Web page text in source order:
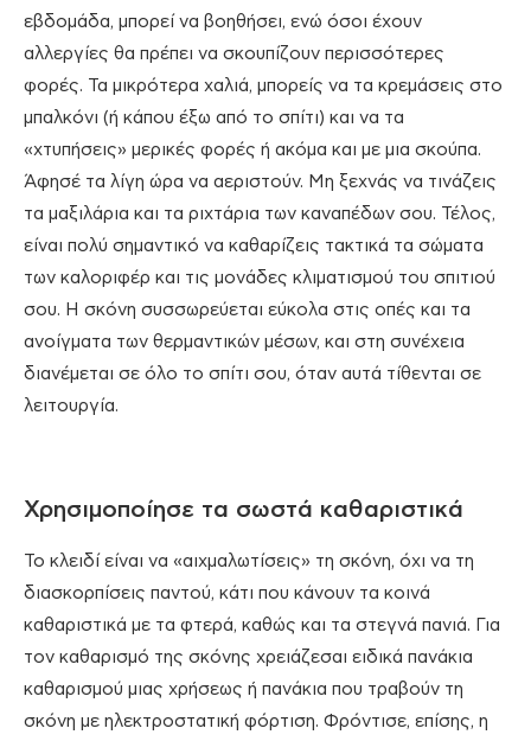
εβδομάδα, μπορεί να βοηθήσει, ενώ όσοι έχουν
αλλεργίες θα πρέπει να σκουπίζουν περισσότερες
φορές. Τα μικρότερα χαλιά, μπορείς να τα κρεμάσεις στο
μπαλκόνι (ή κάπου έξω από το σπίτι) και να τα
«χτυπήσεις» μερικές φορές ή ακόμα και με μια σκούπα.
Άφησέ τα λίγη ώρα να αεριστούν. Μη ξεχνάς να τινάζεις
τα μαξιλάρια και τα ριχτάρια των καναπέδων σου. Τέλος,
είναι πολύ σημαντικό να καθαρίζεις τακτικά τα σώματα
των καλοριφέρ και τις μονάδες κλιματισμού του σπιτιού
σου. Η σκόνη συσσωρεύεται εύκολα στις οπές και τα
ανοίγματα των θερμαντικών μέσων, και στη συνέχεια
διανέμεται σε όλο το σπίτι σου, όταν αυτά τίθενται σε
λειτουργία.
Χρησιμοποίησε τα σωστά καθαριστικά
Το κλειδί είναι να «αιχμαλωτίσεις» τη σκόνη, όχι να τη
διασκορπίσεις παντού, κάτι που κάνουν τα κοινά
καθαριστικά με τα φτερά, καθώς και τα στεγνά πανιά. Για
τον καθαρισμό της σκόνης χρειάζεσαι ειδικά πανάκια
καθαρισμού μιας χρήσεως ή πανάκια που τραβούν τη
σκόνη με ηλεκτροστατική φόρτιση. Φρόντισε, επίσης, η